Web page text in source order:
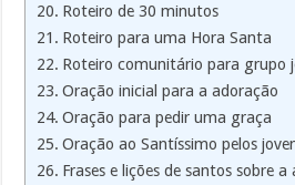
Roteiro de 30 minutos
Roteiro para uma Hora Santa
Roteiro comunitário para grupo
Oração inicial para a adoração
Oração para pedir uma graça
Oração ao Santíssimo pelos
Frases e lições de santos sobre a